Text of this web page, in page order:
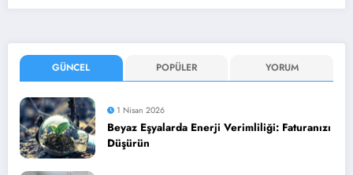
GÜNCEL POPÜLER YORUM
1 Nisan 2026
Beyaz Eşyalarda Enerji Verimliliği: Faturanızı
Düşürün